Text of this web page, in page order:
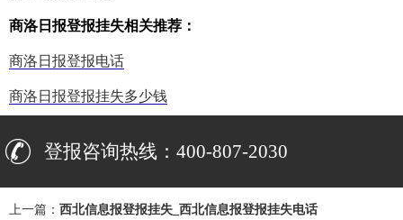
商洛日报登报挂失相关推荐：
商洛日报登报电话
商洛日报登报挂失多少钱
登报咨询热线：400-807-2030
上一篇： 西北信息报登报挂失_西北信息报登报挂失电话